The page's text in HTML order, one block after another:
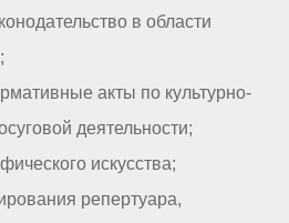
в области
акты по культурно-
деятельности;
искусства;
репертуара,